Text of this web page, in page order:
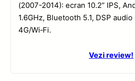
(2007-2014): ecran 10.2” IPS,
1.6GHz, Bluetooth 5.1, DSP
4G/Wi‑Fi.
Vezi review!